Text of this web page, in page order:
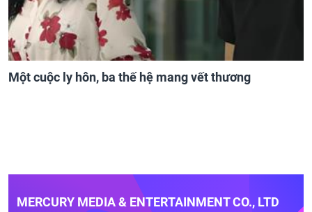
Một cuộc ly hôn, ba thế hệ mang vết thương
MERCURY MEDIA & ENTERTAINMENT CO., LTD